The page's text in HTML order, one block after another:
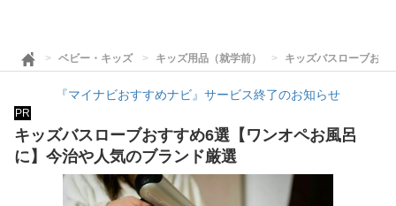
ベビー・キッズ キッズ用品（就学前） キッズバスローブおす
『マイナビおすすめナビ』サービス終了のお知らせ
PR
キッズバスローブおすすめ6選【ワンオペお風呂
に】今治や人気のブランド厳選